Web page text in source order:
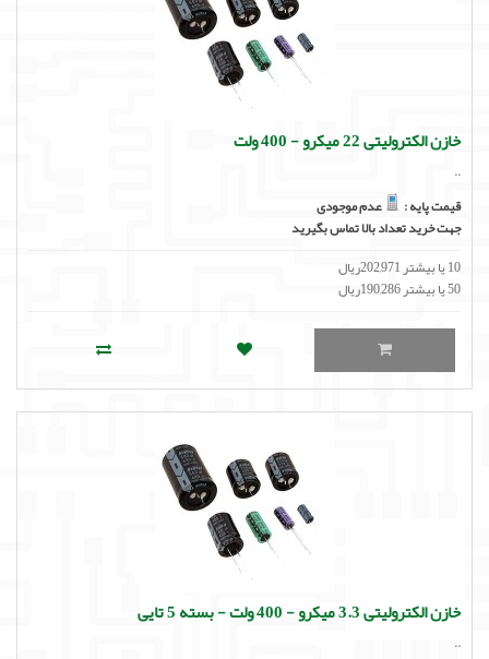
خازن الکترولیتی 22 میکرو - 400 ولت
..
قیمت پایه :
عدم موجودی
جهت خرید تعداد بالا تماس بگیرید
10 یا بیشتر 202,971ریال
50 یا بیشتر 190,286ریال
خازن الکترولیتی 3.3 میکرو - 400 ولت - بسته 5 تایی
..